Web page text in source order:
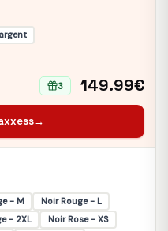
3 149.99€
→
- M
Noir Rouge - L
- 2XL
Noir Rose - XS